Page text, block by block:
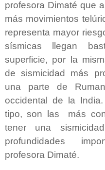
profesora Dimaté que
más movimientos
representa mayor
sísmicas llegan
superficie, por la
de sismicidad más
una parte de
occidental de la
tipo, son las más
tener una
profundidades
profesora Dimaté.